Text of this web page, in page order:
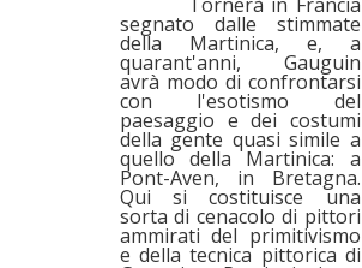
segnato dalle stimmate
della Martinica, e, a
quarant'anni, Gauguin
avrà modo di confrontarsi
con l'esotismo del
paesaggio e dei costumi
della gente quasi simile a
quello della Martinica: a
Pont-Aven, in Bretagna.
Qui si costituisce una
sorta di cenacolo di pittori
ammirati del primitivismo
e della tecnica pittorica di